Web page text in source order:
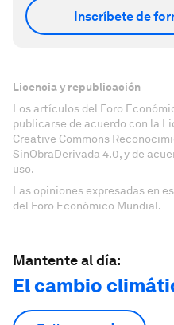
Inscríbete de
Licencia y republicación
Los artículos del Foro
publicarse de acuerdo con la
Creative Commons
SinObraDerivada 4.0, y de
uso.
Las opiniones expresadas en
del Foro Económico Mundial.
Mantente al día:
El cambio